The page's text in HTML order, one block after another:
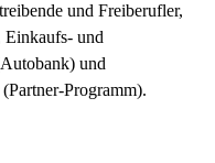
und Freiberufler,
Einkaufs- und
und
Programm).